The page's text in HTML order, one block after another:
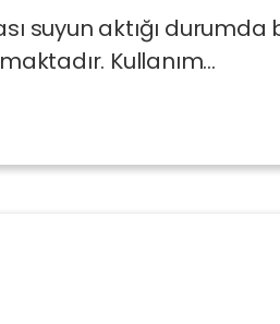
suyun aktığı durumda
Kullanım...